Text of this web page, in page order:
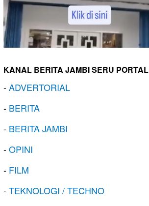
KANAL BERITA JAMBI SERU PORTAL
-ADVERTORIAL
- BERITA
- BERITA JAMBI
-OPINI
- FILM
-TEKNOLOGI / TECHNO